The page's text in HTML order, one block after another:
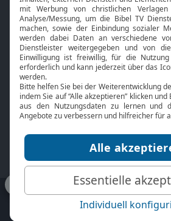
Bibel TV
Über uns
Jobs
Mediadaten
bibeltv.de: Impressum
Nutzungsbedingungen